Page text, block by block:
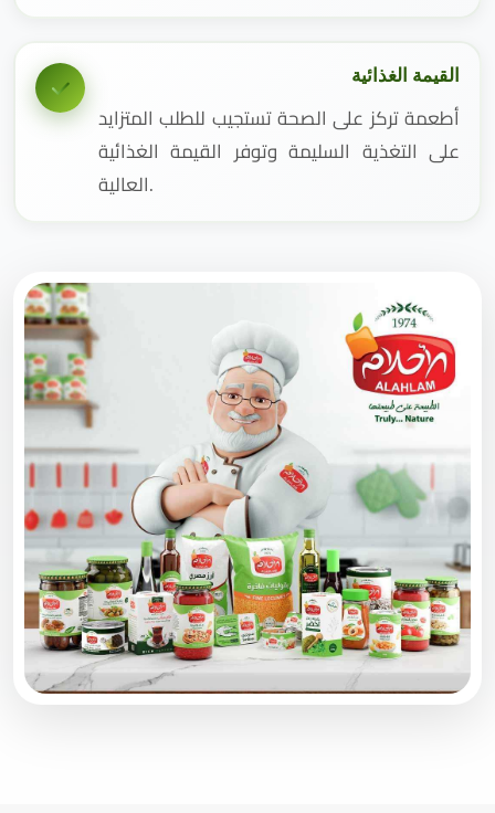
القيمة الغذائية
أطعمة تركز على الصحة تستجيب للطلب المتزايد
على التغذية السليمة وتوفر القيمة الغذائية
العالية.